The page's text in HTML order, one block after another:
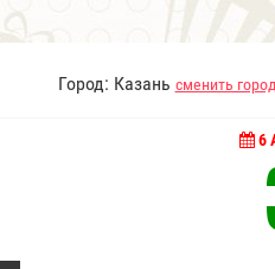
Город: Казань сменить
6